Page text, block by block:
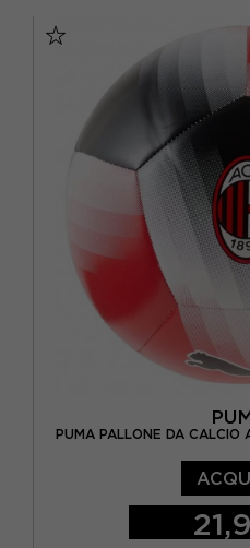
PUMA PALLONE DA CALCIO